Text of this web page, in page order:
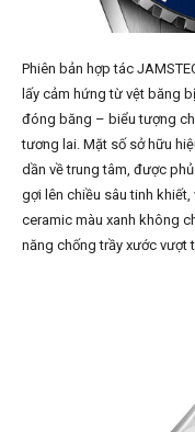
Phiên bản hợp tác
lấy cảm hứng từ vệt băng
đóng băng – biểu tượng
tương lai. Mặt số sở hữu
dần về trung tâm, được
gợi lên chiều sâu tinh
ceramic màu xanh không
năng chống trầy xước vượt